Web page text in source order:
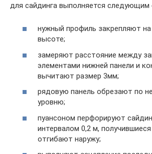
для сайдинга выполняется следующим
нужный профиль закрепляют
высоте;
замеряют расстояние между
элементами нижней панели и
вычитают размер 3мм;
рядовую панель обрезают по
уровню;
пуансоном перфорируют
интервалом 0,2 м,
отгибают наружу;